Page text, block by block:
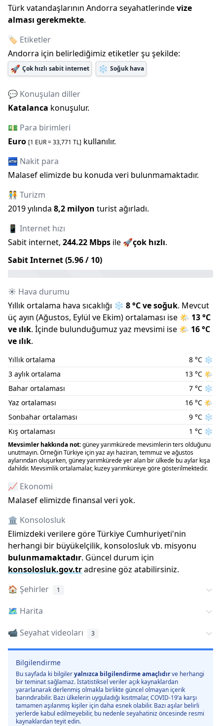
Türk vatandaşlarının Andorra seyahatlerindevize
alması gerekmekte.
🏷️ Etiketler
Andorra için belirlediğimiz etiketler şu şekilde:
🚀 Çok hızlı sabit internet ❄️ Soğuk hava
💬 Konuşulan diller
Katalanca konuşulur.
💵 Para birimleri
Euro [1 EUR=33,771 TL] kullanılır.
🏧 Nakit para
Malasef elimizde bu konuda veri bulunmamaktadır.
🧑‍🤝‍🧑 Turizm
2019yılında 8,2 milyon turist ağırladı.
📱 Internet hızı
Sabit internet, 244.22 Mbps ile 🚀çok hızlı.
Sabit Internet (5.96/ 10)
☀️ Hava durumu
Yıllık ortalama hava sıcaklığı ❄️ 8°C vesoğuk. Mevcut
üç ayın (Ağustos, Eylül ve Ekim) ortalaması ise 🌤️ 13°C
ve ılık. İçinde bulunduğumuz yaz mevsimi ise 🌤️ 16°C
ve ılık.
Yıllık ortalama 8 °C ❄️
3 aylık ortalama
13 °C 🌤️
Bahar ortalaması
7 °C ❄️
Yaz ortalaması
16 °C 🌤️
Sonbahar ortalaması
9 °C ❄️
Kış ortalaması
1 °C ❄️
Mevsimler hakkında not:güney yarımkürede mevsimlerin ters olduğunu
unutmayın. Örneğin Türkiye için yaz ayı haziran, temmuz ve ağustos
aylarından oluşurken, güney yarımkürede yer alan bir ülkede bu aylar kışa
dahildir. Mevsimlik ortalamalar, kuzey yarımküreye göre gösterilmektedir.
📈 Ekonomi
Malasef elimizde finansal veri yok.
🏛️ Konsolosluk
Elimizdeki verilere göre Türkiye Cumhuriyeti'nin
herhangi bir büyükelçilik, konsolosluk vb. misyonu
bulunmamaktadır. Güncel durum için
konsolosluk.gov.tradresine göz atabilirsiniz.
🏠 Şehirler 1
🗺️ Harita
📹 Seyahat videoları
3
Bilgilendirme
Bu sayfada ki bilgileryalnızca bilgilendirme amaçlıdırve herhangi
bir teminat sağlamaz. İstatistiksel veriler açık kaynaklardan
yararlanarak derlenmiş olmakla birlikte güncel olmayan içerik
barındırabilir. Bazı ülkelerin uyguladığı kısıtmalar, COVID-19’a karşı
tamamen aşılanmış kişiler için daha esnek olabilir. Bazı aşılar belirli
yerlerde kabul edilmeyebilir, bu nedenle seyahatiniz öncesinde resmi
kaynaklardan teyit edin.